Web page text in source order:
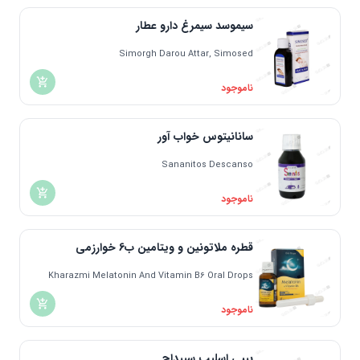
اندونزی | Indonesia
دانمارک | Denmark
مالزی | Malaysia
یونان | Greece
سیموسد سیمرغ دارو عطار
Simorgh Darou Attar, Simosed
ناموجود
سانانیتوس خواب آور
Sananitos Descanso
ناموجود
قطره ملاتونین و ویتامین ب6 خوارزمی
Kharazmi Melatonin And Vitamin B۶ Oral Drops
ناموجود